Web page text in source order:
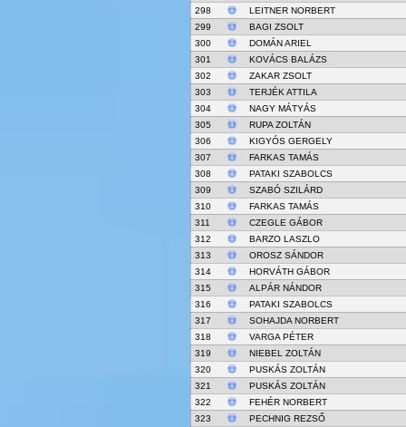
298
LEITNER NORBERT
299
BAGI ZSOLT
300
DOMÁN ARIEL
301
KOVÁCS BALÁZS
302
ZAKAR ZSOLT
303
TERJÉK ATTILA
304
NAGY MÁTYÁS
305
RUPA ZOLTÁN
306
KIGYÓS GERGELY
307
FARKAS TAMÁS
308
PATAKI SZABOLCS
309
SZABÓ SZILÁRD
310
FARKAS TAMÁS
311
CZEGLE GÁBOR
312
BARZO LASZLO
313
OROSZ SÁNDOR
314
HORVÁTH GÁBOR
315
ALPÁR NÁNDOR
316
PATAKI SZABOLCS
317
SOHAJDA NORBERT
318
VARGA PÉTER
319
NIEBEL ZOLTÁN
320
PUSKÁS ZOLTÁN
321
PUSKÁS ZOLTÁN
322
FEHÉR NORBERT
323
PECHNIG REZSŐ